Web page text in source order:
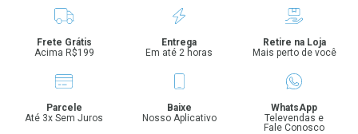
Benefícios
Frete Grátis
Acima R$199
Entrega
Em até 2 horas
Retire na Loja
Mais perto de você
Parcele
Até 3x Sem Juros
Baixe
Nosso Aplicativo
WhatsApp
Televendas e
Fale Conosco